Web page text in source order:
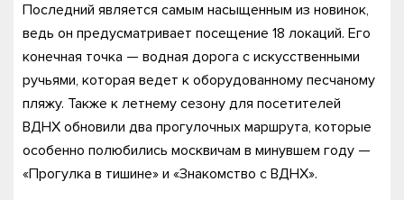
Последний является самым насыщенным из новинок,
ведь он предусматривает посещение 18 локаций. Его
конечная точка — водная дорога с искусственными
ручьями, которая ведет к оборудованному песчаному
пляжу. Также к летнему сезону для посетителей
ВДНХ обновили два прогулочных маршрута, которые
особенно полюбились москвичам в минувшем году —
«Прогулка в тишине» и «Знакомство с ВДНХ».